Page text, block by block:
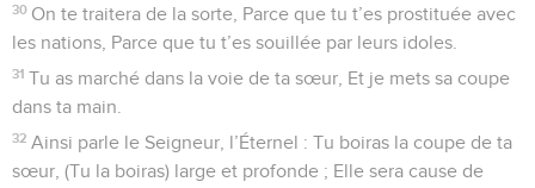
30 On te traitera de la sorte, Parce que tu t’es prostituée avec
les nations, Parce que tu t’es souillée par leurs idoles.
31 Tu as marché dans la voie de ta sœur, Et je mets sa coupe
dans ta main.
32 Ainsi parle le Seigneur, l’Éternel : Tu boiras la coupe de ta
sœur, (Tu la boiras) large et profonde ; Elle sera cause de